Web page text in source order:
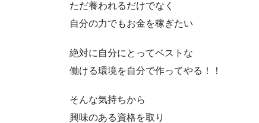
ただ養われるだけでなく
自分の力でもお金を稼ぎたい
絶対に自分にとってベストな
働ける環境を自分で作ってやる！！
そんな気持ちから
興味のある資格を取り